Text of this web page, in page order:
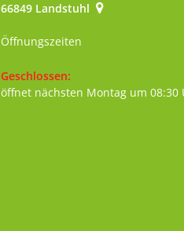
auszublenden
66849 Landstuhl
Öffnungszeiten
Klicken, um weitere Öffnungs-
Geschlossen:
öffnet nächsten Montag um 08:30